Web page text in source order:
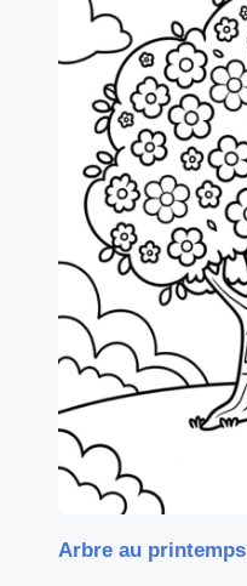
Arbre au printemps